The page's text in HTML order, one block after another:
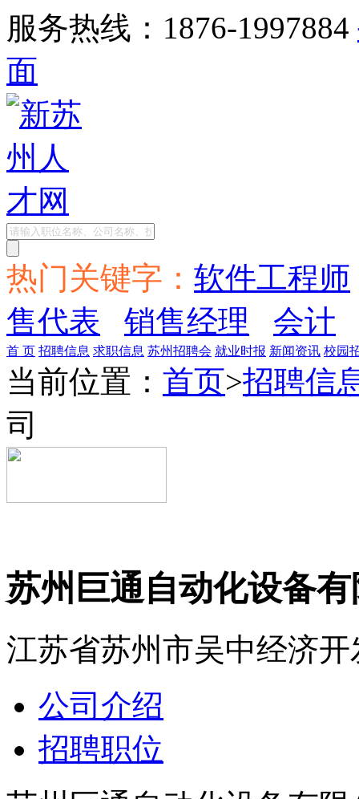
服务热线：1876-1997884
面
热门关键字： 软件工程师
售代表
销售经理 会计
首 页 招聘信息 求职信息 苏州招聘会 就业时报 新闻资讯 校园
当前位置： 首页>招聘信
司
苏州巨通自动化设备
江苏省苏州市吴中经济
公司介绍
招聘职位